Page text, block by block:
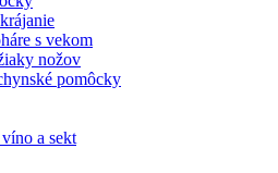
s vekom
nožov
pomôcky
a sekt